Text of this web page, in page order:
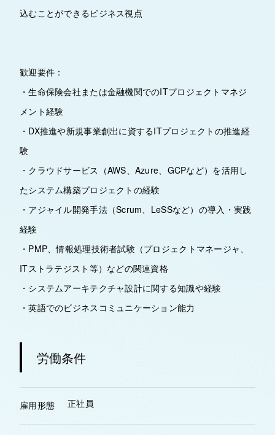
込むことができるビジネス視点
歓迎要件：
・生命保険会社または金融機関でのITプロジェクトマネジ
メント経験
・DX推進や新規事業創出に資するITプロジェクトの推進経
験
・クラウドサービス（AWS、Azure、GCPなど）を活用し
たシステム構築プロジェクトの経験
・アジャイル開発手法（Scrum、LeSSなど）の導入・実践
経験
・PMP、情報処理技術者試験（プロジェクトマネージャ、
ITストラテジスト等）などの関連資格
・システムアーキテクチャ設計に関する知識や経験
・英語でのビジネスコミュニケーション能力
労働条件
雇用形態 正社員